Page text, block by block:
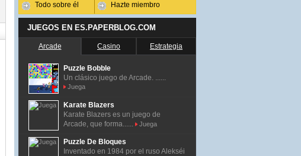
Todo sobre él Hazte miembro
JUEGOS EN ES.PAPERBLOG.COM
Arcade Casino Estrategia
Puzzle Bobble
Un clásico juego de Arcade. ......
Juega
Karate Blazers
Karate Blazers es un juego de
Arcade, que forma......
Juega
Puzzle De Bloques
Inventado en 1984 por el ruso Alekséi